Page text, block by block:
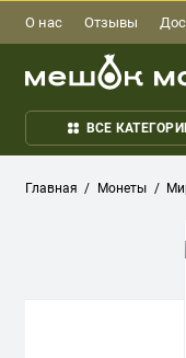
О нас Отзывы
ВСЕ
Главная Монеты